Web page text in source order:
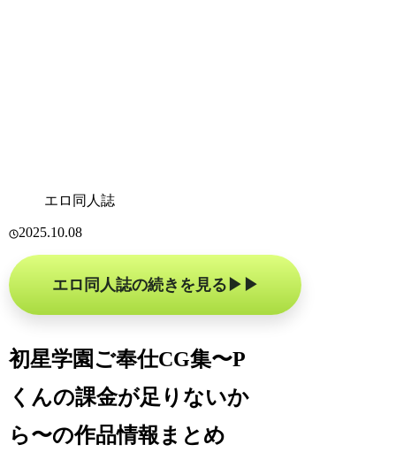
エロ同人誌
2025.10.08
エロ同人誌の続きを見る
初星学園ご奉仕CG集〜P
くんの課金が足りないか
ら〜の作品情報まとめ